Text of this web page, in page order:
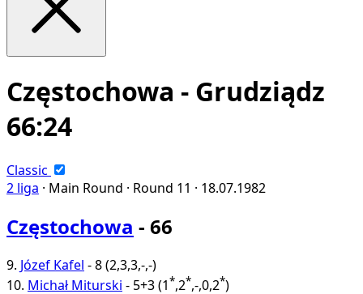
Częstochowa - Grudziądz
66:24
Classic
2 liga · Main Round · Round 11 · 18.07.1982
Częstochowa - 66
9. Józef Kafel -8(2,3,3,-,-)
10. Michał Miturski - 5+3(1*,2*,-,0,2*)